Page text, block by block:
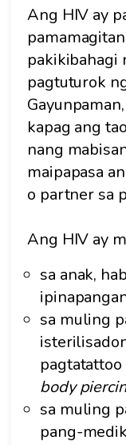
Ang HIV ay
pakikibahagi
pagtuturok
kapag ang
nang
maipapasa
o partner sa
Ang HIV ay
sa anak,
sa muling
body
sa muling
pang-